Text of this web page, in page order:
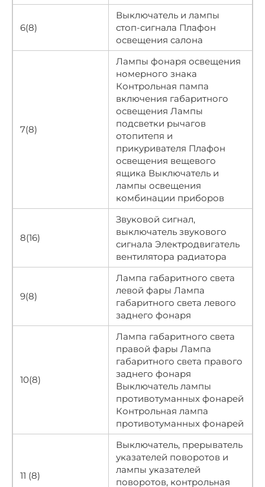
6(8)
Выключатель и лампы
стоп-сигнала Плафон
освещения салона
7(8)
Лампы фонаря освещения
номерного знака
Контрольная пампа
включения габаритного
освещения Лампы
подсветки рычагов
отопитепя и
прикуривателя Плафон
освещения вещевого
ящика Выключатель и
лампы освещения
комбинации приборов
8(16)
Звуковой сигнал,
выключатель звукового
сигнала Электродвигатель
вентилятора радиатора
9(8)
Лампа габаритного света
левой фары Лампа
габаритного света левого
заднего фонаря
10(8)
Лампа габаритного света
правой фары Лампа
габаритного света правого
заднего фонаря
Выключатель лампы
противотуманных фонарей
Контрольная лампа
противотуманных фонарей
11 (8)
Выключатель, прерыватель
указателей поворотов и
лампы указателей
поворотов, контрольная